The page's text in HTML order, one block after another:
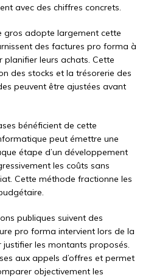
avec des chiffres concrets.
gros adopte largement cette
des factures pro forma à
planifier leurs achats. Cette
des stocks et la trésorerie des
peuvent être ajustées avant
bénéficient de cette
peut émettre une
étape d’un développement
les coûts sans
Cette méthode fractionne les
publiques suivent des
pro forma intervient lors de la
les montants proposés.
aux appels d’offres et permet
objectivement les